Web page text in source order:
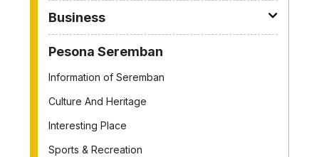
Business
Pesona Seremban
Information of Seremban
Culture And Heritage
Interesting Place
Sports & Recreation